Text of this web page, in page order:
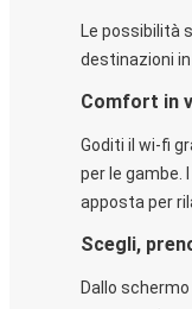
Le possibilità
destinazioni in
Comfort in
Goditi il wi-fi
per le gambe.
apposta per
Scegli,
Dallo